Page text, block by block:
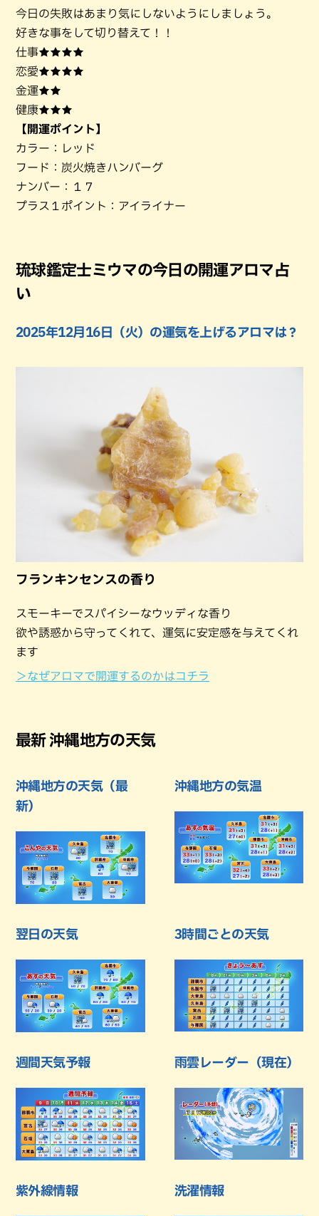
今日の失敗はあまり気にしないようにしましょう。
好きな事をして切り替えて！！
仕事★★★★
恋愛★★★★
金運★★
健康★★★
【開運ポイント】
カラー：レッド
フード：炭火焼きハンバーグ
ナンバー：１７
プラス１ポイント：アイライナー
琉球鑑定士ミウマの今日の開運アロマ占
い
2025年12月16日（火）の運気を上げるアロマは？
フランキンセンスの香り
スモーキーでスパイシーなウッディな香り
欲や誘惑から守ってくれて、運気に安定感を与えてくれ
ます
＞なぜアロマで開運するのかはコチラ
最新 沖縄地方の天気
沖縄地方の天気（最
新）
沖縄地方の気温
翌日の天気 3時間ごとの天気
週間天気予報 雨雲レーダー（現在）
紫外線情報 洗濯情報